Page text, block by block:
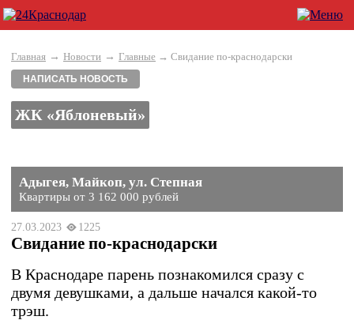
Главная → Новости → Главные → Свидание по-краснодарски
НАПИСАТЬ НОВОСТЬ
ЖК «Яблоневый»
Адыгея, Майкоп, ул. Степная
Квартиры от 3 162 000 рублей
27.03.2023 1225
Свидание по-краснодарски
В Краснодаре парень познакомился сразу с
двумя девушками, а дальше начался какой-то
трэш.